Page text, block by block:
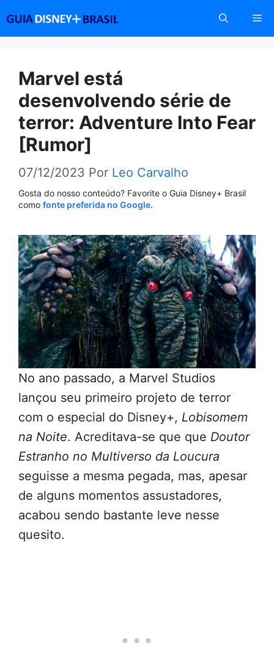
conteúdo
Marvel está
desenvolvendo série de
terror: Adventure Into Fear
[Rumor]
07/12/2023 Por Leo Carvalho
Gosta do nosso conteúdo? Favorite o Guia Disney+ Brasil
como fonte preferida no Google.
No ano passado, a Marvel Studios
lançou seu primeiro projeto de terror
com o especial do Disney+, Lobisomem
na Noite. Acreditava-se que que Doutor
Estranho no Multiverso da Loucura
seguisse a mesma pegada, mas, apesar
de alguns momentos assustadores,
acabou sendo bastante leve nesse
quesito.